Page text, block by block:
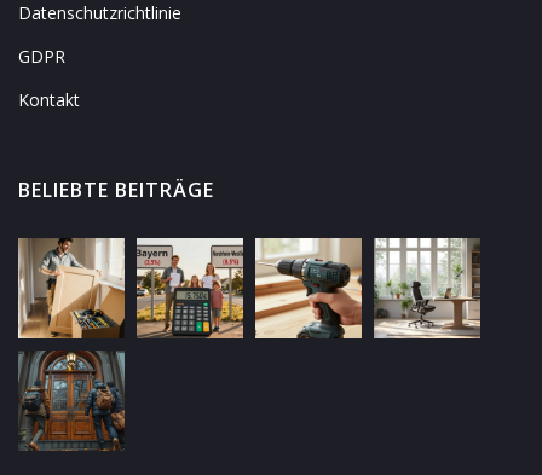
Datenschutzrichtlinie
GDPR
Kontakt
BELIEBTE BEITRÄGE